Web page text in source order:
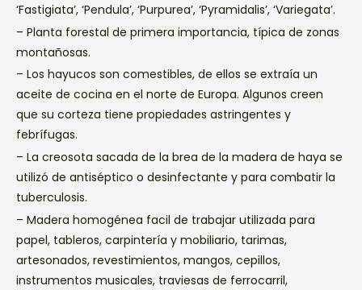
‘Fastigiata’, ‘Pendula’, ‘Purpurea’, ‘Pyramidalis’, ‘Variegata’.
– Planta forestal de primera importancia, típica de zonas
montañosas.
– Los hayucos son comestibles, de ellos se extraía un
aceite de cocina en el norte de Europa. Algunos creen
que su corteza tiene propiedades astringentes y
febrífugas.
– La creosota sacada de la brea de la madera de haya se
utilizó de antiséptico o desinfectante y para combatir la
tuberculosis.
– Madera homogénea facil de trabajar utilizada para
papel, tableros, carpintería y mobiliario, tarimas,
artesonados, revestimientos, mangos, cepillos,
instrumentos musicales, traviesas de ferrocarril,